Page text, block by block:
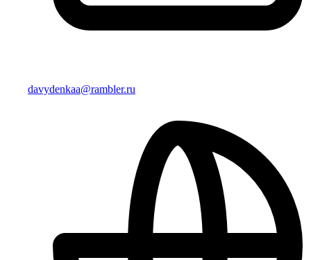
davydenkaa@rambler.ru